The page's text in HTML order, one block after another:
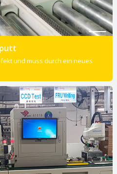
und muss durch ein neues